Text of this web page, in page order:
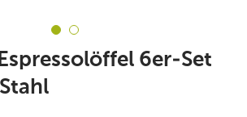
6er-Set